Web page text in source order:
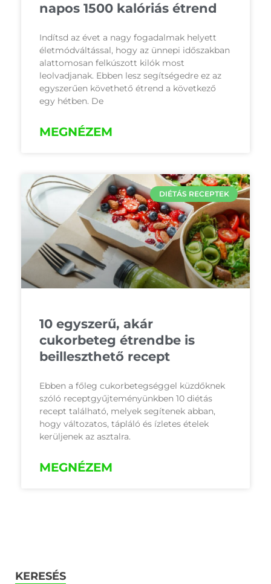
napos 1500 kalóriás étrend
Indítsd az évet a nagy fogadalmak helyett
életmódváltással, hogy az ünnepi időszakban
alattomosan felkúszott kilók most
leolvadjanak. Ebben lesz segítségedre ez az
egyszerűen követhető étrend a következő
egy hétben. De
MEGNÉZEM
DIÉTÁS RECEPTEK
10 egyszerű, akár
cukorbeteg étrendbe is
beilleszthető recept
Ebben a főleg cukorbetegséggel küzdőknek
szóló receptgyűjteményünkben 10 diétás
recept található, melyek segítenek abban,
hogy változatos, tápláló és ízletes ételek
kerüljenek az asztalra.
MEGNÉZEM
KERESÉS